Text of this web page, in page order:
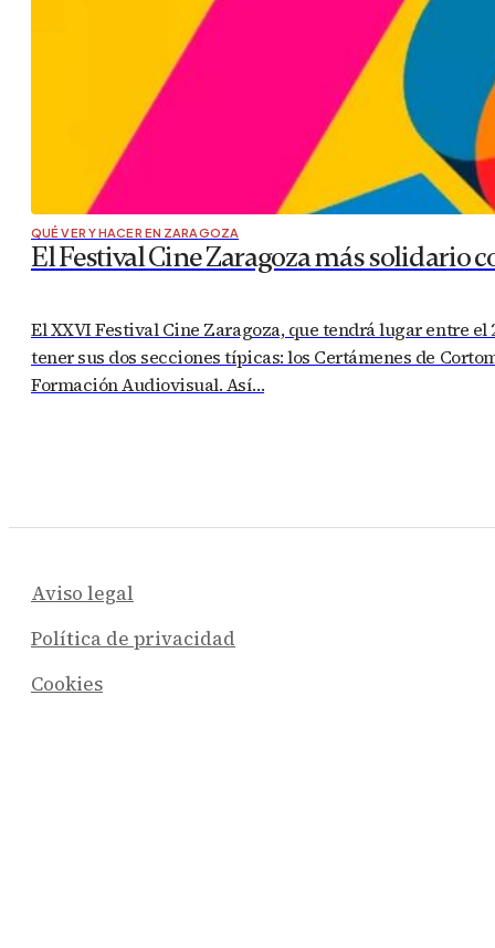
QUÉ VER Y HACER EN ZARAGOZA
El Festival Cine Zaragoza más solidario
El XXVI Festival Cine Zaragoza, que tendrá lugar entre
tener sus dos secciones típicas: los Certámenes de
Formación Audiovisual. Así…
Aviso legal
Política de privacidad
Cookies